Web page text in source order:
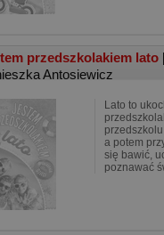
przedszkolakiem lato
Antosiewicz
Lato to
a potem
się bawić,
poznawać